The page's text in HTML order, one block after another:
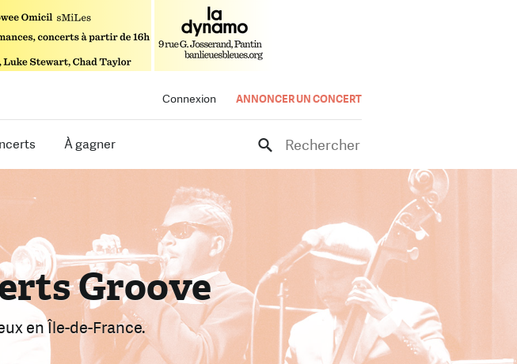
Connexion ANNONCER UN CONCERT
À gagner Rechercher
Groove
en Île-de-France.
concert
lieuxen Île-de-France.